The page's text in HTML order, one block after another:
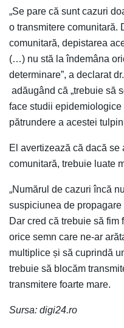
„Se pare că sunt cazuri
o transmitere comunitară.
comunitară, depistarea
(…) nu stă la îndemâna
determinare”, a declarat
adăugând că „trebuie să
face studii
pătrundere a acestei
El avertizează că dacă se
comunitară, trebuie luate
„Numărul de cazuri încă
suspiciunea de
Dar cred că trebuie să fim
orice semn care ne-ar
multiplice și să cuprindă
trebuie să blocăm
transmitere foarte mare.
Sursa: digi24.ro